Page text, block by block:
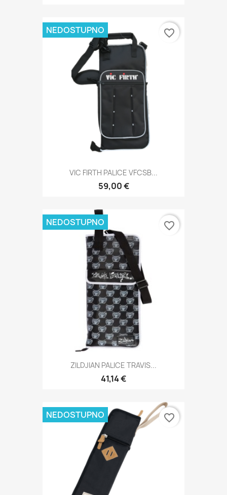
VIC FIRTH PALICE VFCSB...
59,00 €
NEDOSTUPNO favorite_border
ZILDJIAN PALICE TRAVIS...
41,14 €
NEDOSTUPNO favorite_border
NEDOSTUPNO favorite_border